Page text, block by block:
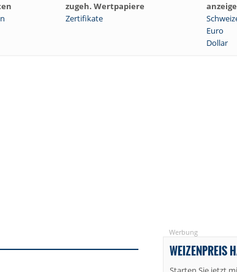
zugeh. Wertpapiere
Zertifikate
Euro
Dollar
Werbung
WEIZENPREIS